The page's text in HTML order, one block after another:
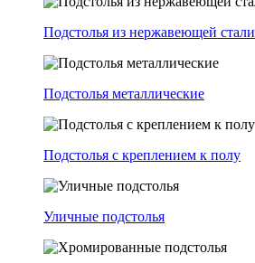
Подстолья из нержавеющей стали
Подстолья металлические
Подстолья с креплением к полу
Уличные подстолья